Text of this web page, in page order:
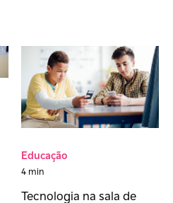
Educação
4 min
Tecnologia na sala de